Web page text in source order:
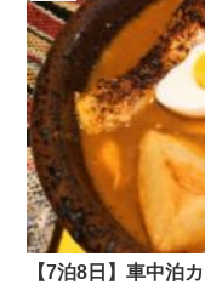
【7泊8日】車中泊